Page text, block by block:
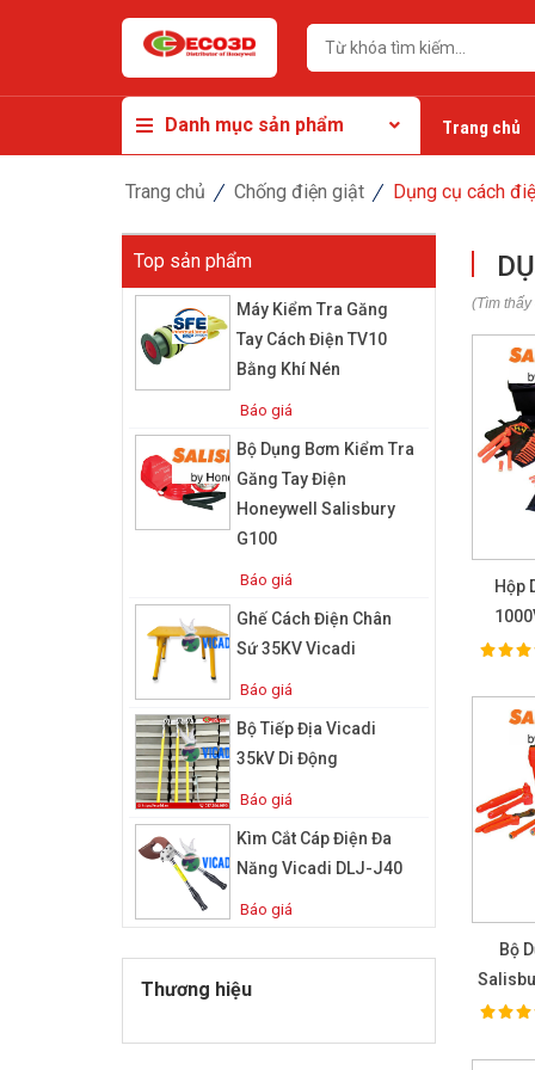
Danh mục sản phẩm Trang chủ
Trang chủ Chống điện giật Dụng cụ cách
Top sản phẩm
Máy Kiểm Tra Găng
Tay Cách Điện TV10
Bằng Khí Nén
Báo giá
Bộ Dụng Bơm Kiểm Tra
Găng Tay Điện
Honeywell Salisbury
G100
Báo giá
Ghế Cách Điện Chân
Sứ 35KV Vicadi
Báo giá
Bộ Tiếp Địa Vicadi
35kV Di Động
Báo giá
Kìm Cắt Cáp Điện Đa
Năng Vicadi DLJ-J40
Báo giá
Thương hiệu
(Tìm
Hộp
100%
Bộ
100%